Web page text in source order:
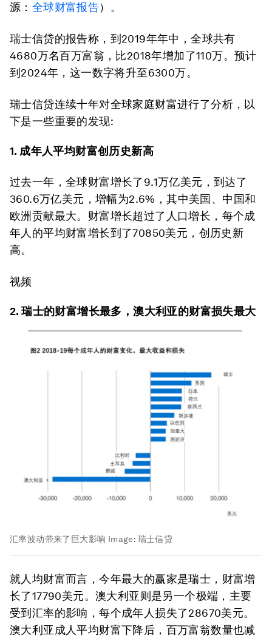
源： 全球财富报告）。
瑞士信贷的报告称，到2019年年中，全球共有
4680万名百万富翁，比2018年增加了110万。预计
到2024年，这一数字将升至6300万。
瑞士信贷连续十年对全球家庭财富进行了分析，以
下是一些重要的发现:
1. 成年人平均财富创历史新高
过去一年，全球财富增长了9.1万亿美元，到达了
360.6万亿美元，增幅为2.6%，其中美国、中国和
欧洲贡献最大。财富增长超过了人口增长，每个成
年人的平均财富增长到了70850美元，创历史新
高。
视频
2. 瑞士的财富增长最多，澳大利亚的财富损失最大
汇率波动带来了巨大影响 Image: 瑞士信贷
就人均财富而言，今年最大的赢家是瑞士，财富增
长了17790美元。澳大利亚则是另一个极端，主要
受到汇率的影响，每个成年人损失了28670美元。
澳大利亚成人平均财富下降后，百万富翁数量也减